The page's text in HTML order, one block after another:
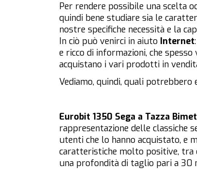
Per rendere possibile una scelta
quindi bene studiare sia le
nostre specifiche necessità e la
In ciò può venirci in aiuto Internet
e ricco di informazioni, che
acquistano i vari prodotti in
Vediamo, quindi, quali potrebbero
Eurobit 1350 Sega a Tazza
rappresentazione delle classiche
utenti che lo hanno acquistato, e
caratteristiche molto positive, tra
una profondità di taglio pari a 30